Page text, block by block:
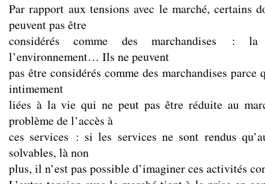
Par rapport aux tensions avec le marché, certains
peuvent pas être
considérés comme des marchandises :
l’environnement… Ils ne peuvent
pas être considérés comme des marchandises
intimement
liées à la vie qui ne peut pas être réduite au
problème de l’accès à
ces services : si les services ne sont rendus
solvables, là non
plus, il n’est pas possible d’imaginer ces activités